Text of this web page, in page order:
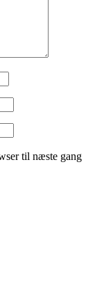
til næste gang